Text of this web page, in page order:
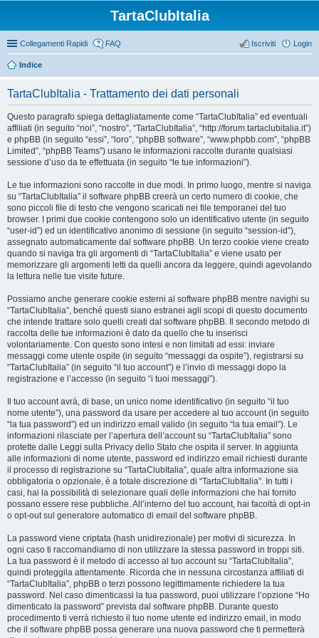
TartaClubItalia
Collegamenti Rapidi FAQ Login
Iscriviti
Indice
TartaClubItalia - Trattamento dei dati personali
Questo paragrafo spiega dettagliatamente come “TartaClubItalia” ed eventuali
affiliati (in seguito “noi”, “nostro”, “TartaClubItalia”, “http://forum.tartaclubitalia.it”)
e phpBB (in seguito “essi”, “loro”, “phpBB software”, “www.phpbb.com”, “phpBB
Limited”, “phpBB Teams”) usano le informazioni raccolte durante qualsiasi
sessione d’uso da te effettuata (in seguito “le tue informazioni”).
Le tue informazioni sono raccolte in due modi. In primo luogo, mentre si naviga
su “TartaClubItalia” il software phpBB creerà un certo numero di cookie, che
sono piccoli file di testo che vengono scaricati nei file temporanei del tuo
browser. I primi due cookie contengono solo un identificativo utente (in seguito
“user-id”) ed un identificativo anonimo di sessione (in seguito “session-id”),
assegnato automaticamente dal software phpBB. Un terzo cookie viene creato
quando si naviga tra gli argomenti di “TartaClubItalia” e viene usato per
memorizzare gli argomenti letti da quelli ancora da leggere, quindi agevolando
la lettura nelle tue visite future.
Possiamo anche generare cookie esterni al software phpBB mentre navighi su
“TartaClubItalia”, benché questi siano estranei agli scopi di questo documento
che intende trattare solo quelli creati dal software phpBB. Il secondo metodo di
raccolta delle tue informazioni è dato da quello che tu inserisci
volontariamente. Con questo sono intesi e non limitati ad essi: inviare
messaggi come utente ospite (in seguito “messaggi da ospite”), registrarsi su
“TartaClubItalia” (in seguito “il tuo account”) e l’invio di messaggi dopo la
registrazione e l’accesso (in seguito “i tuoi messaggi”).
Il tuo account avrà, di base, un unico nome identificativo (in seguito “il tuo
nome utente”), una password da usare per accedere al tuo account (in seguito
“la tua password”) ed un indirizzo email valido (in seguito “la tua email”). Le
informazioni rilasciate per l’apertura dell’account su “TartaClubItalia” sono
protette dalle Leggi sulla Privacy dello Stato che ospita il server. In aggiunta
alle informazioni di nome utente, password ed indirizzo email richiesti durante
il processo di registrazione su “TartaClubItalia”, quale altra informazione sia
obbligatoria o opzionale, è a totale discrezione di “TartaClubItalia”. In tutti i
casi, hai la possibilità di selezionare quali delle informazioni che hai fornito
possano essere rese pubbliche. All’interno del tuo account, hai facoltà di opt-in
o opt-out sul generatore automatico di email del software phpBB.
La password viene criptata (hash unidirezionale) per motivi di sicurezza. In
ogni caso ti raccomandiamo di non utilizzare la stessa password in troppi siti.
La tua password è il metodo di accesso al tuo account su “TartaClubItalia”,
quindi proteggila attentamente. Ricorda che in nessuna circostanza affiliati di
“TartaClubItalia”, phpBB o terzi possono legittimamente richiedere la tua
password. Nel caso dimenticassi la tua password, puoi utilizzare l’opzione “Ho
dimenticato la password” prevista dal software phpBB. Durante questo
procedimento ti verrà richiesto il tuo nome utente ed indirizzo email, in modo
che il software phpBB possa generare una nuova password che ti permetterà